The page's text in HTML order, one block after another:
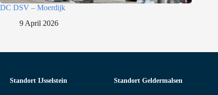
DC DSV – Moerdijk
9 April 2026
Standort IJsselstein Standort Geldermalsen